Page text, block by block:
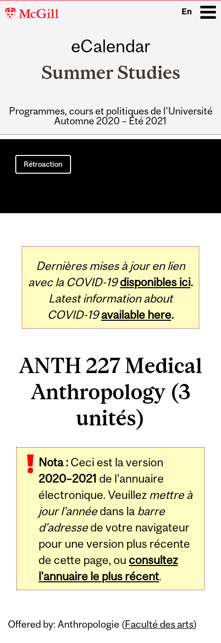
McGill
En
eCalendar
Summer Studies
Programmes, cours et politiques de l'Université
Automne 2020 – Été 2021
Main
navigation
Rétroaction
Dernières mises à jour en lien
avec la COVID-19 disponibles ici.
Latest information about
COVID-19 available here.
ANTH 227 Medical
Anthropology (3
unités)
Nota : Ceci est la version
2020–2021 de l'annuaire
électronique. Veuillez mettre à
jour l'annéedans la barre
d'adressede votre navigateur
pour une version plus récente
de cette page, ou consultez
l'annuaire le plus récent.
Offered by: Anthropologie (Faculté des arts)
Related
Content